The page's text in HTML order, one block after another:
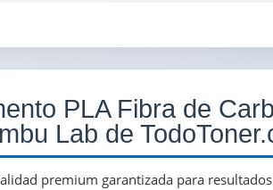
PLA Fibra de
Lab de
premium garantizada para